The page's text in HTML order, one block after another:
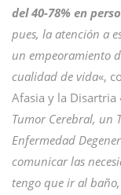
del 40-78% en
pues, la atención a
un empeoramiento
cualidad de vida«,
Afasia y la Disartria
Tumor Cerebral, un
Enfermedad
comunicar las
tengo que ir al